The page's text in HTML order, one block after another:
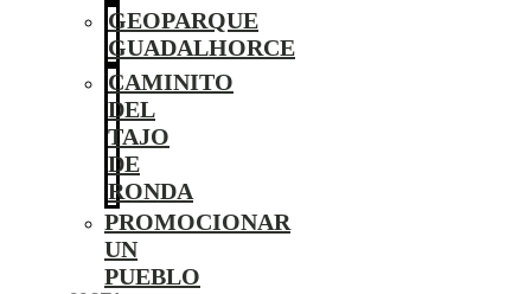
GEOPARQUE
GUADALHORCE
CAMINITO
DEL
TAJO
DE
RONDA
PROMOCIONAR
UN
PUEBLO